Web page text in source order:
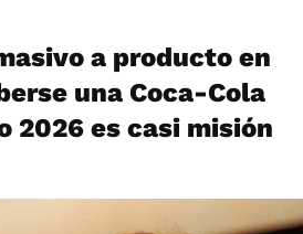
a producto en
una Coca-Cola
2026 es casi misión